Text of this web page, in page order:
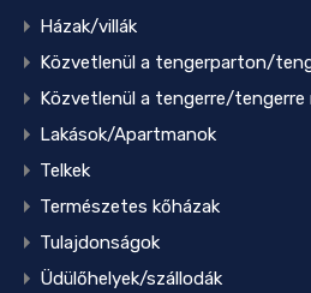
Házak/villák
Közvetlenül a tengerparton/
Közvetlenül a tengerre/tengerre
Lakások/Apartmanok
Telkek
Természetes kőházak
Tulajdonságok
Üdülőhelyek/szállodák